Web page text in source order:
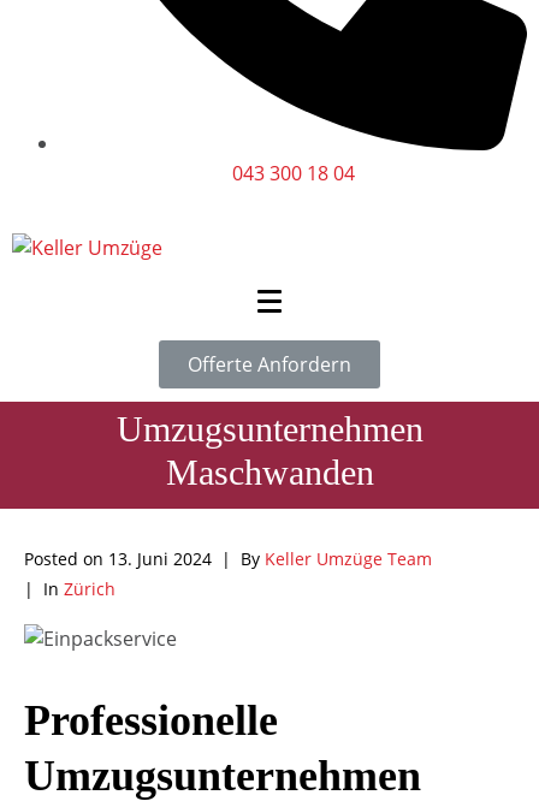
043 300 18 04
Offerte Anfordern
Umzugsunternehmen
Maschwanden
Posted on 13. Juni 2024 By Keller Umzüge Team
In Zürich
Professionelle
Umzugsunternehmen